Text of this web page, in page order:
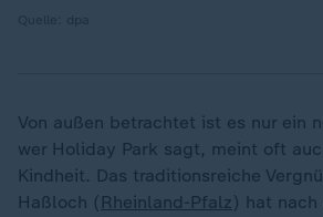
Von außen betrachtet ist es nur ein
wer Holiday Park sagt, meint oft
Kindheit. Das traditionsreiche
Haßloch ( Rheinland-Pfalz) hat nach